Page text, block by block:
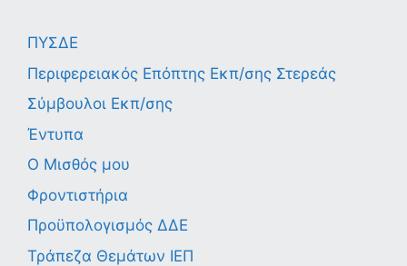
ΠΥΣΔΕ
Περιφερειακός Επόπτης Εκπ/σης Στερεάς
Σύμβουλοι Εκπ/σης
Έντυπα
Ο Μισθός μου
Φροντιστήρια
Προϋπολογισμός ΔΔΕ
Τράπεζα Θεμάτων ΙΕΠ